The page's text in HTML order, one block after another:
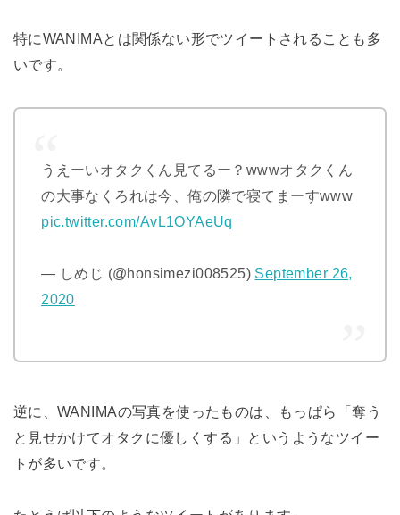
特にWANIMAとは関係ない形でツイートされることも多
いです。
うえーいオタクくん見てるー？wwwオタクくん
の大事なくろれは今、俺の隣で寝てまーすwww
pic.twitter.com/AvL1OYAeUq
— しめじ (@honsimezi008525) September 26,
2020
逆に、WANIMAの写真を使ったものは、もっぱら「奪う
と見せかけてオタクに優しくする」というようなツイー
トが多いです。